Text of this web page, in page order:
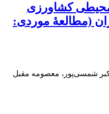
کشاورزی
(مطالعۀ موردی:
شمسی‌پور، معصومه مقبل